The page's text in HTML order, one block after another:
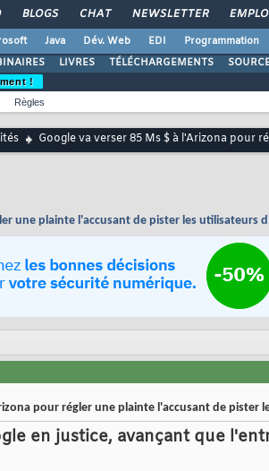
BLOGS CHAT NEWSLETTER
Java Dév. Web EDI Programmation
LIVRES TÉLÉCHARGEMENTS
!
Règles
Google va verser 85 Ms $ à l'Arizona pour
une plainte l'accusant de pister les utilisateurs
pour régler une plainte l'accusant de pister
en justice, avançant que